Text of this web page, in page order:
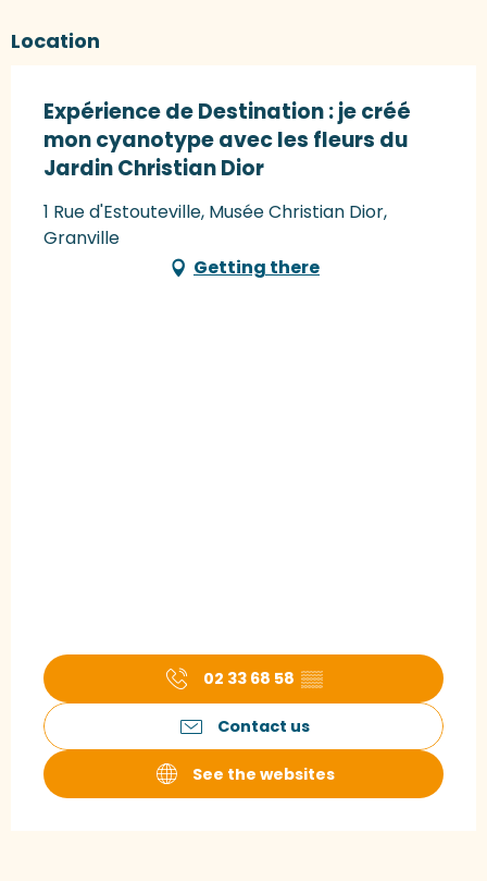
Location
Expérience de Destination : je créé
mon cyanotype avec les fleurs du
Jardin Christian Dior
1 Rue d'Estouteville, Musée Christian Dior,
Granville
Getting there
02 33 68 58 ▒▒
Contact us
See the websites